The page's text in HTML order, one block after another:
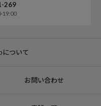
269
19:00
について
お問い合わせ